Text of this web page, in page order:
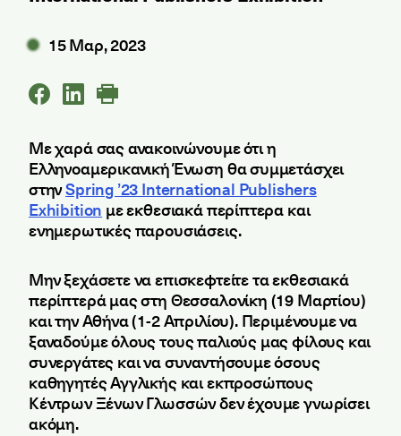
15 Μαρ, 2023
Με χαρά σας ανακοινώνουμε ότι η
Ελληνοαμερικανική Ένωση θα συμμετάσχει
στηνSpring ’23 International Publishers
Exhibition με εκθεσιακά περίπτερα και
ενημερωτικές παρουσιάσεις.
Μην ξεχάσετε να επισκεφτείτε τα εκθεσιακά
περίπτερά μας στη Θεσσαλονίκη (19 Μαρτίου)
και την Αθήνα (1-2 Απριλίου). Περιμένουμε να
ξαναδούμε όλους τους παλιούς μας φίλους και
συνεργάτες και να συναντήσουμε όσους
καθηγητές Αγγλικής και εκπροσώπους
Κέντρων Ξένων Γλωσσών δεν έχουμε γνωρίσει
ακόμη.